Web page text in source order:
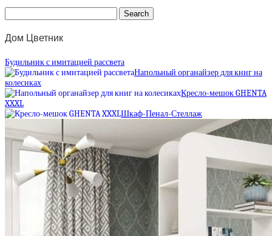
Дом Цветник
Будильник с имитацией рассвета
Напольный органайзер для книг на
колесиках
Кресло-мешок GHENTA
XXXL
Шкаф-Пенал-Стеллаж